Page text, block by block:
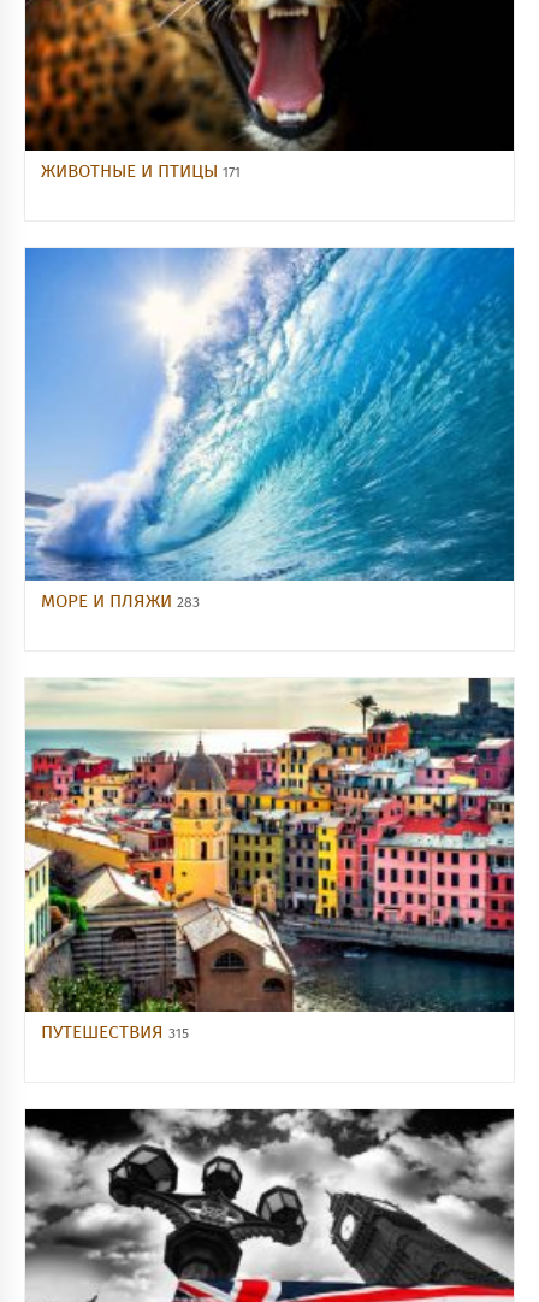
ЖИВОТНЫЕ И ПТИЦЫ 171
МОРЕ И ПЛЯЖИ 283
ПУТЕШЕСТВИЯ 315